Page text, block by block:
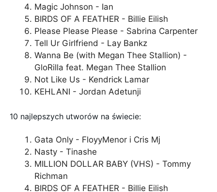
Magic Johnson - Ian
BIRDS OF A FEATHER - Billie Eilish
Please Please Please - Sabrina Carpenter
Tell Ur Girlfriend - Lay Bankz
Wanna Be (with Megan Thee Stallion) -
GloRilla feat. Megan Thee Stallion
Not Like Us - Kendrick Lamar
KEHLANI - Jordan Adetunji
10 najlepszych utworów na świecie:
Gata Only - FloyyMenor i Cris Mj
Nasty - Tinashe
MILLION DOLLAR BABY (VHS) - Tommy
Richman
BIRDS OF A FEATHER - Billie Eilish